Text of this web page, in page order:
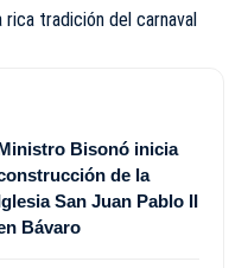
tradición del carnaval
Bisonó inicia
de la
San Juan Pablo II
Bávaro